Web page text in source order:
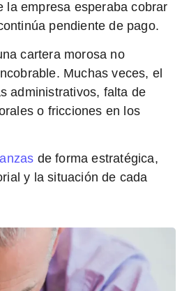
la empresa esperaba cobrar
pendiente de pago.
cartera morosa no
Muchas veces, el
administrativos, falta de
o fricciones en los
de forma estratégica,
y la situación de cada